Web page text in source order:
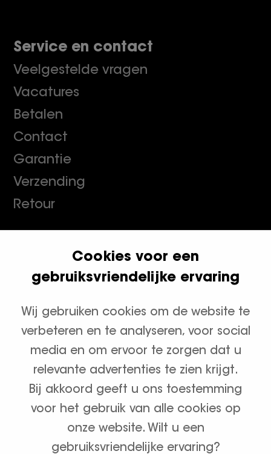
Service en contact
Veelgestelde vragen
Vacatures
Betalen
Contact
Garantie
Verzending
Retour
Klanten geven ons een 9.8
Productcategorieën
Waterontharders
Zout en onderhoud
Cookies voor een
gebruiksvriendelijke ervaring
Wij gebruiken cookies om de website te
verbeteren en te analyseren, voor social
media en om ervoor te zorgen dat u
relevante advertenties te zien krijgt.
Bij akkoord geeft u ons toestemming
voor het gebruik van alle cookies op
onze website. Wilt u een
gebruiksvriendelijke ervaring?